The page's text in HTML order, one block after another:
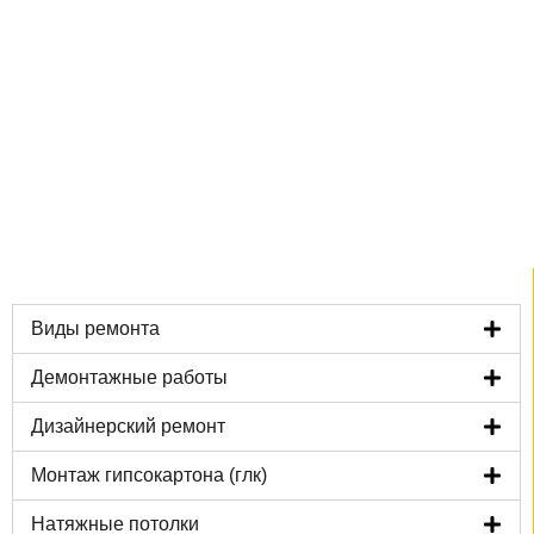
Виды ремонта
Демонтажные работы
Дизайнерский ремонт
Монтаж гипсокартона (глк)
Натяжные потолки